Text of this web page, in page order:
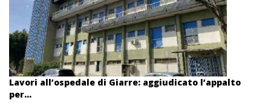
Lavori all’ospedale di Giarre: aggiudicato l’appalto
per...